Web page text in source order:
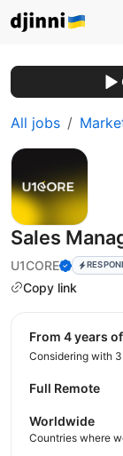
All jobs
Sales
U1CORE
Copy link
from 4 years
Considering with
Full Remote
Worldwide
Countries where